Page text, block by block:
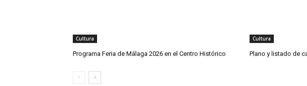
Cultura
Programa Feria de Málaga 2026 en el Centro Histórico
Cultura
Plano y listado de